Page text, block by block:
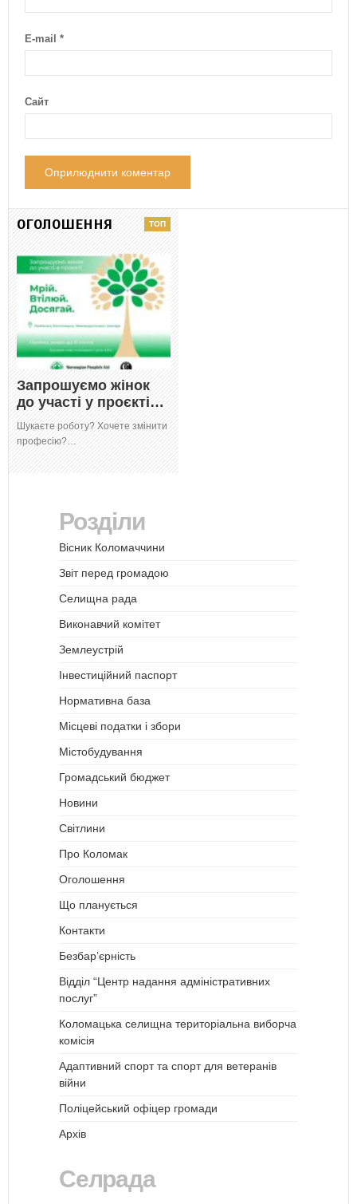
E-mail *
Сайт
ОГОЛОШЕННЯ
Запрошуємо жінок
до участі у проєкті…
Шукаєте роботу? Хочете змінити
професію?…
Розділи
Вісник Коломаччини
Звіт перед громадою
Селищна рада
Виконавчий комітет
Землеустрій
Інвестиційний паспорт
Нормативна база
Місцеві податки і збори
Містобудування
Громадський бюджет
Новини
Світлини
Про Коломак
Оголошення
Що планується
Контакти
Безбар’єрність
Відділ “Центр надання адміністративних
послуг”
Коломацька селищна територіальна виборча
комісія
Адаптивний спорт та спорт для ветеранів
війни
Поліцейський офіцер громади
Архів
Селрада